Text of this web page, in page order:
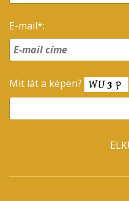
E-mail*:
Mit lát a képen?